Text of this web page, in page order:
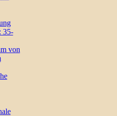
35-
von